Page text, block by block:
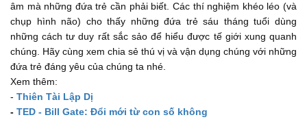
is going to shed some light
sẽ đưa ra một vài cách giải thích
00:38
on what the romantic writers and poets
về cái mà những và văn và nhà thơ
described as the "celestial openness"
âm mà những đứa trẻ cần phải biết. Các thí nghiệm khéo léo (và
chụp hình não) cho thấy những đứa trẻ sáu tháng tuổi dùng
những cách tư duy rất sắc sảo để hiểu được tế giới xung quanh
chúng. Hãy cùng xem chia sẻ thú vị và vận dụng chúng với những
đứa trẻ đáng yêu của chúng ta nhé.
Xem thêm:
- Thiên Tài Lập Dị
- TED - Bill Gate: Đổi mới từ con số không